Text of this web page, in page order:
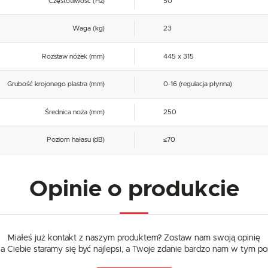
Waga (kg) 23
Rozstaw nóżek (mm) 445 x 315
Grubość krojonego plastra (mm) 0-16 (regulacja płynna)
Średnica noża (mm) 250
Poziom hałasu (dB) ≤70
Opinie o produkcie
Miałeś już kontakt z naszym produktem? Zostaw nam swoją opinię
Ciebie staramy się być najlepsi, a Twoje zdanie bardzo nam w tym